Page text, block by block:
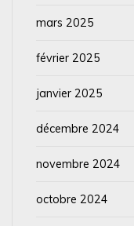
mars 2025
février 2025
janvier 2025
décembre 2024
novembre 2024
octobre 2024